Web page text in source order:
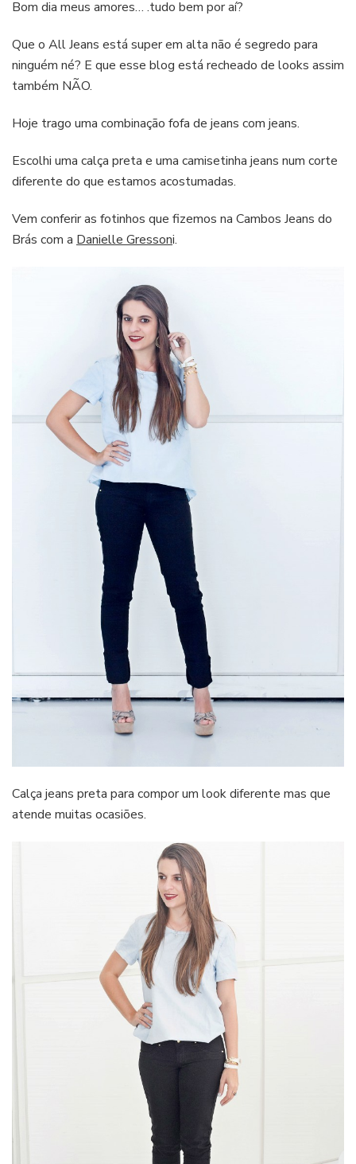
Bom dia meus amores… .tudo bem por aí?
Que o All Jeans está super em alta não é segredo para
ninguém né? E que esse blog está recheado de looks assim
também NÃO.
Hoje trago uma combinação fofa de jeans com jeans.
Escolhi uma calça preta e uma camisetinha jeans num corte
diferente do que estamos acostumadas.
Vem conferir as fotinhos que fizemos na Cambos Jeans do
Brás com a Danielle Gressoni.
Calça jeans preta para compor um look diferente mas que
atende muitas ocasiões.